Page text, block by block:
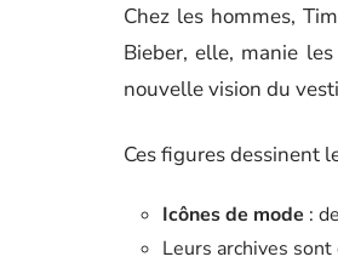
Chez les hommes,
Bieber, elle, manie
nouvelle vision du
Ces figures dessinent
Icônes de mode :
Leurs archives